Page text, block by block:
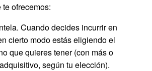
ofrecemos:
Cuando decides incurrir en
cierto modo estás eligiendo el
que quieres tener (con más o
según tu elección).